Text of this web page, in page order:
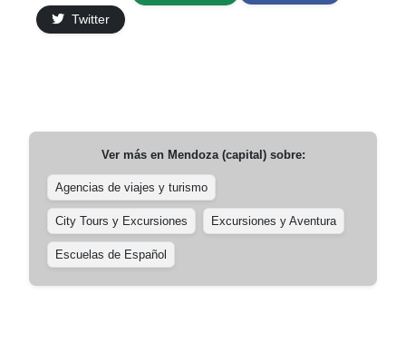
Twitter
Ver más en Mendoza (capital)sobre:
Agencias de viajes y turismo
City Tours y Excursiones Excursiones y Aventura
Escuelas de Español